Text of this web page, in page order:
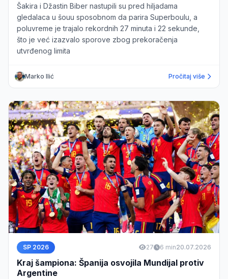
Šakira i Džastin Biber nastupili su pred hiljadama
gledalaca u šouu sposobnom da parira Superboulu, a
poluvreme je trajalo rekordnih 27 minuta i 22 sekunde,
što je već izazvalo sporove zbog prekoračenja
utvrđenog limita
Marko Ilić Pročitaj više
SP 2026 27 6 min20.07.2026
Kraj šampiona: Španija osvojila Mundijal protiv
Argentine